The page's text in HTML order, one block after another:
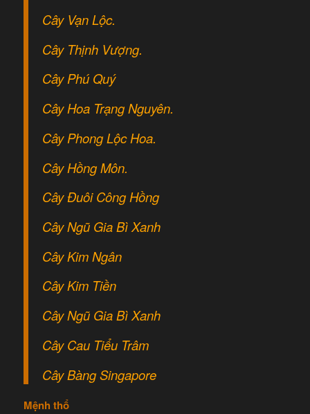
Cây Vạn Lộc.
Cây Thịnh Vượng.
Cây Phú Quý
Cây Hoa Trạng Nguyên.
Cây Phong Lộc Hoa.
Cây Hồng Môn.
Cây Đuôi Công Hồng
Cây Ngũ Gia Bì Xanh
Cây Kim Ngân
Cây Kim Tiền
Cây Ngũ Gia Bì Xanh
Cây Cau Tiểu Trâm
Cây Bàng Singapore
Mệnh thổ